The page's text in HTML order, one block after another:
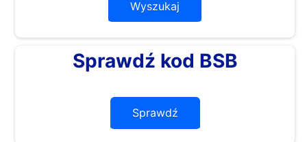
Wyszukaj
Sprawdź kod BSB
Sprawdź